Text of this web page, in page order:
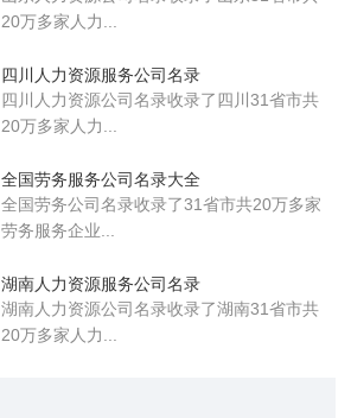
20万多家人力...
四川人力资源服务公司名录
四川人力资源公司名录收录了四川31省市共
20万多家人力...
全国劳务服务公司名录大全
全国劳务公司名录收录了31省市共20万多家
劳务服务企业...
湖南人力资源服务公司名录
湖南人力资源公司名录收录了湖南31省市共
20万多家人力...